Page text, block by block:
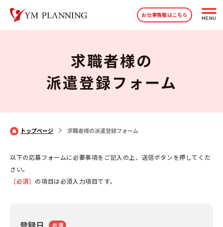
お仕事情報はこちら MENU
求職者様の
派遣登録フォーム
トップページ 求職者様の派遣登録フォーム
以下の応募フォームに必要事項をご記入の上、送信ボタンを押してくだ
さい。
［必須］ の項目は必須入力項目です。
必 須